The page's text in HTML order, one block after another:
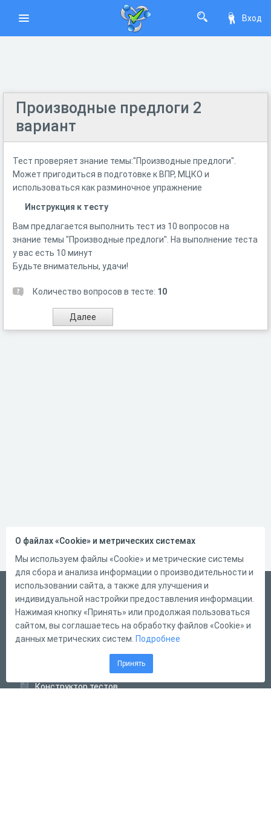
Вход
Производные предлоги 2
вариант
Тест проверяет знание темы:"Производные предлоги".
Может пригодиться в подготовке к ВПР, МЦКО и
использоваться как разминочное упражнение
Инструкция к тесту
Вам предлагается выполнить тест из 10 вопросов на
знание темы "Производные предлоги". На выполнение теста
у вас есть 10 минут
Будьте внимательны, удачи!
Количество вопросов в тесте: 10
Русский
Справка
Форма обратной связи
Конструктор тестов
О файлах «Cookie» и метрических системах
Мы используем файлы «Cookie» и метрические системы
для сбора и анализа информации о производительности и
использовании сайта, а также для улучшения и
индивидуальной настройки предоставления информации.
Нажимая кнопку «Принять» или продолжая пользоваться
сайтом, вы соглашаетесь на обработку файлов «Cookie» и
данных метрических систем. Подробнее
Принять